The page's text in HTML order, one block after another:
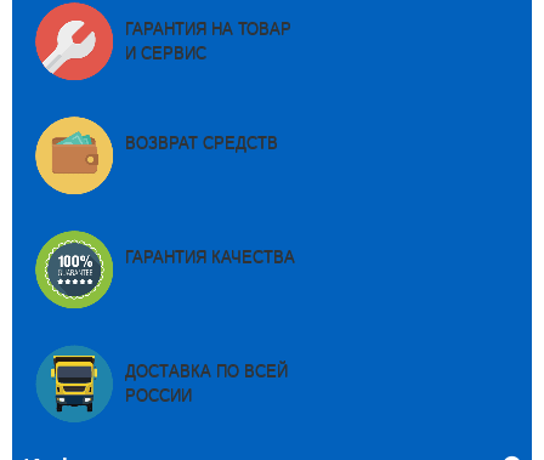
ГАРАНТИЯ НА ТОВАР
И СЕРВИС
ВОЗВРАТ СРЕДСТВ
ГАРАНТИЯ КАЧЕСТВА
ДОСТАВКА ПО ВСЕЙ
РОССИИ